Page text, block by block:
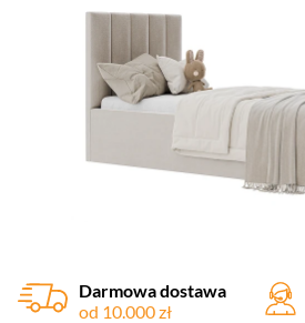
Darmowa dostawa
od 10.000 zł